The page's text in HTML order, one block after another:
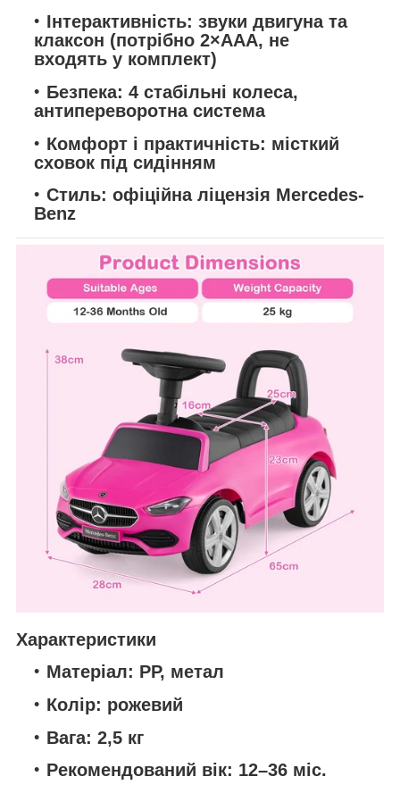
Інтерактивність: звуки двигуна та
клаксон (потрібно 2×AAA, не
входять у комплект)
Безпека: 4 стабільні колеса,
антипереворотна система
Комфорт і практичність: місткий
сховок під сидінням
Стиль: офіційна ліцензія Mercedes-
Benz
Характеристики
Матеріал: PP, метал
Колір: рожевий
Вага: 2,5 кг
Рекомендований вік: 12–36 міс.